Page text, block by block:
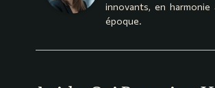
innovants, en harmonie
époque.